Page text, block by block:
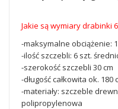
Jakie są wymiary drabinki
-maksymalne obciążenie:
-ilość szczebli: 6 szt.
-szerokość szczebli 30 cm
-długość całkowita ok. 180
-materiały: szczeble
polipropylenowa